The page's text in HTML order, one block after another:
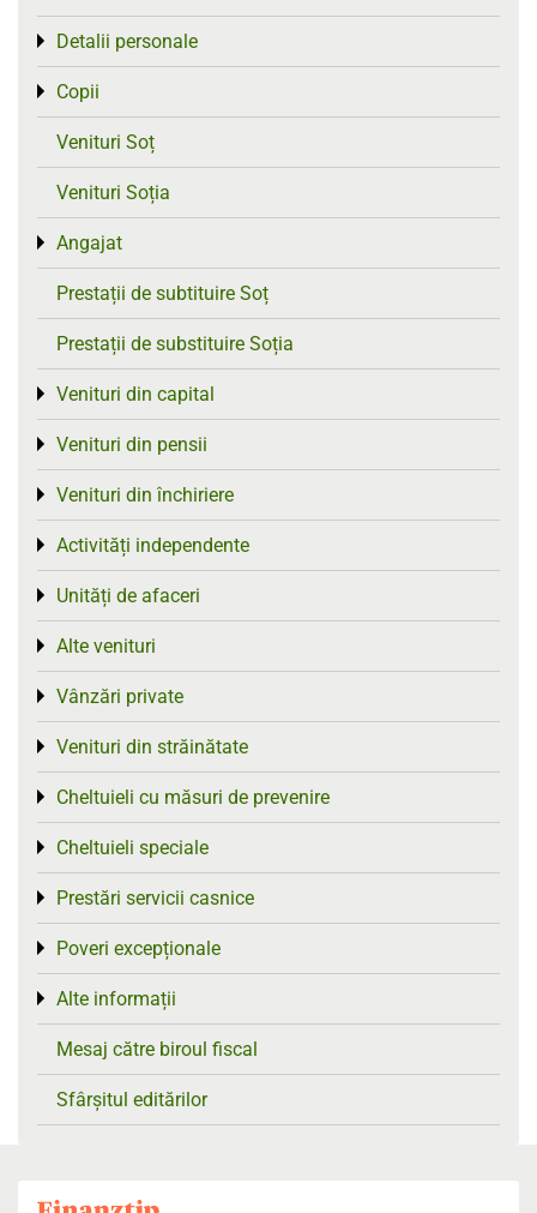
Detalii personale
Toggle menu
Copii
Toggle menu
Venituri Soț
Venituri Soția
Angajat
Toggle menu
Prestații de subtituire Soț
Prestații de substituire Soția
Venituri din capital
Toggle menu
Venituri din pensii
Toggle menu
Venituri din închiriere
Toggle menu
Activități independente
Toggle menu
Unități de afaceri
Toggle menu
Alte venituri
Toggle menu
Vânzări private
Toggle menu
Venituri din străinătate
Toggle menu
Cheltuieli cu măsuri de prevenire
Toggle menu
Cheltuieli speciale
Toggle menu
Prestări servicii casnice
Toggle menu
Poveri excepționale
Toggle menu
Alte informații
Toggle menu
Mesaj către biroul fiscal
Sfârșitul editărilor